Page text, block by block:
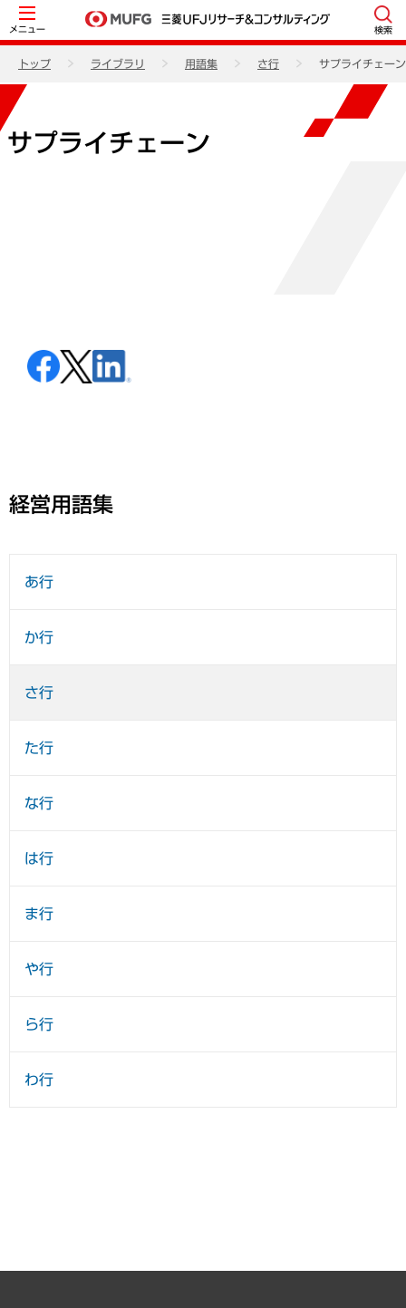
メニュー 検索
トップ ライブラリ 用語集 さ行 サプライチェーン
サプライチェーン
経営用語集
あ行
か行
さ行
た行
な行
は行
ま行
や行
ら行
わ行